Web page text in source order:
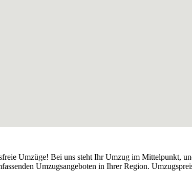
Umzüge! Bei uns steht Ihr Umzug im Mittelpunkt,
Umzugsangeboten in Ihrer Region.